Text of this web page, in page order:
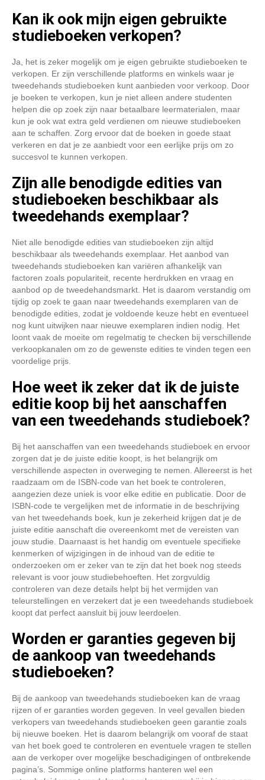
Kan ik ook mijn eigen gebruikte
studieboeken verkopen?
Ja, het is zeker mogelijk om je eigen gebruikte studieboeken te
verkopen. Er zijn verschillende platforms en winkels waar je
tweedehands studieboeken kunt aanbieden voor verkoop. Door
je boeken te verkopen, kun je niet alleen andere studenten
helpen die op zoek zijn naar betaalbare leermaterialen, maar
kun je ook wat extra geld verdienen om nieuwe studieboeken
aan te schaffen. Zorg ervoor dat de boeken in goede staat
verkeren en dat je ze aanbiedt voor een eerlijke prijs om zo
succesvol te kunnen verkopen.
Zijn alle benodigde edities van
studieboeken beschikbaar als
tweedehands exemplaar?
Niet alle benodigde edities van studieboeken zijn altijd
beschikbaar als tweedehands exemplaar. Het aanbod van
tweedehands studieboeken kan variëren afhankelijk van
factoren zoals populariteit, recente herdrukken en vraag en
aanbod op de tweedehandsmarkt. Het is daarom verstandig om
tijdig op zoek te gaan naar tweedehands exemplaren van de
benodigde edities, zodat je voldoende keuze hebt en eventueel
nog kunt uitwijken naar nieuwe exemplaren indien nodig. Het
loont vaak de moeite om regelmatig te checken bij verschillende
verkoopkanalen om zo de gewenste edities te vinden tegen een
voordelige prijs.
Hoe weet ik zeker dat ik de juiste
editie koop bij het aanschaffen
van een tweedehands studieboek?
Bij het aanschaffen van een tweedehands studieboek en ervoor
zorgen dat je de juiste editie koopt, is het belangrijk om
verschillende aspecten in overweging te nemen. Allereerst is het
raadzaam om de ISBN-code van het boek te controleren,
aangezien deze uniek is voor elke editie en publicatie. Door de
ISBN-code te vergelijken met de informatie in de beschrijving
van het tweedehands boek, kun je zekerheid krijgen dat je de
juiste editie aanschaft die overeenkomt met de vereisten van
jouw studie. Daarnaast is het handig om eventuele specifieke
kenmerken of wijzigingen in de inhoud van de editie te
onderzoeken om er zeker van te zijn dat het boek nog steeds
relevant is voor jouw studiebehoeften. Het zorgvuldig
controleren van deze details helpt bij het vermijden van
teleurstellingen en verzekert dat je een tweedehands studieboek
koopt dat perfect aansluit bij jouw leerdoelen.
Worden er garanties gegeven bij
de aankoop van tweedehands
studieboeken?
Bij de aankoop van tweedehands studieboeken kan de vraag
rijzen of er garanties worden gegeven. In veel gevallen bieden
verkopers van tweedehands studieboeken geen garantie zoals
bij nieuwe boeken. Het is daarom belangrijk om vooraf de staat
van het boek goed te controleren en eventuele vragen te stellen
aan de verkoper over mogelijke beschadigingen of ontbrekende
pagina’s. Sommige online platforms hanteren wel een